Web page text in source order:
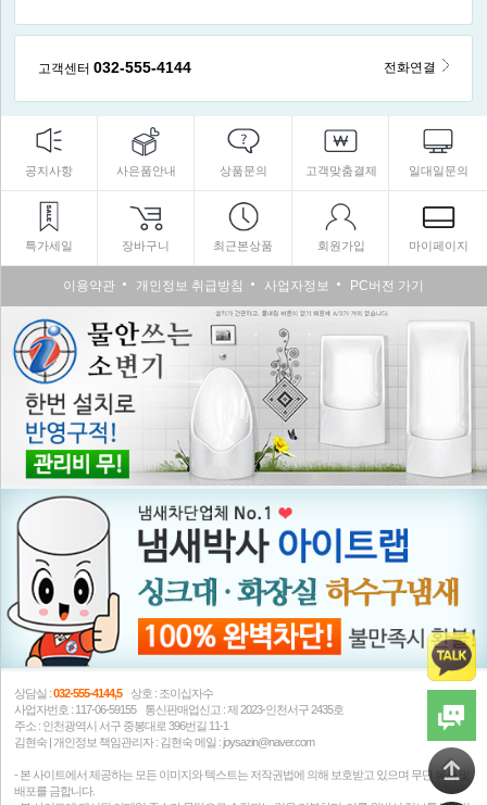
고객센터032-555-4144 전화연결
공지사항 사은품안내 상품문의 고객맞춤결제 일대일문의
특가세일 장바구니 최근본상품 회원가입 마이페이지
이용약관 개인정보 취급방침 사업자정보 PC버전 가기
상담실 :032-555-4144,5상호 : 조이십자수
사업자번호 : 117-06-59155 통신판매업신고 : 제 2023-인천서구 2435호
주소 : 인천광역시 서구 중봉대로 396번길 11-1
김현숙 | 개인정보 책임관리자 : 김현숙 메일 : joysazin@naver.com
- 본 사이트에서 제공하는 모든 이미지와 텍스트는 저작권법에 의해 보호받고 있으며 무단 복사 및
배포를 금합니다.